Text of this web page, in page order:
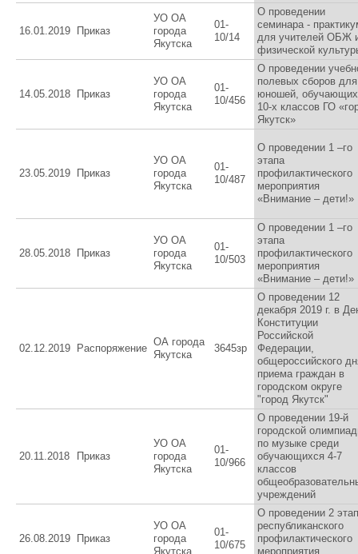
16.01.2019 Приказ
УО ОА
города
Якутска
01-
10/14
О проведении
семинара -
для учителей ОБЖ
физической
14.05.2018 Приказ
УО ОА
города
Якутска
01-
10/456
О проведении
полевых сборов для
юношей,
10-х классов ГО
Якутск»
23.05.2019 Приказ
УО ОА
города
Якутска
01-
10/487
О проведении 1 –го
этапа
профилактического
мероприятия
«Внимание – дети!»
28.05.2018 Приказ
УО ОА
города
Якутска
01-
10/503
О проведении 1 –го
этапа
профилактического
мероприятия
«Внимание – дети!»
02.12.2019 Распоряжение
ОА города
Якутска
3645зр
О проведении 12
декабря 2019 г. в
Конституции
Российской
Федерации,
общероссийского
приема граждан в
городском округе
"город Якутск"
20.11.2018 Приказ
УО ОА
города
Якутска
01-
10/966
О проведении 19-й
городской
по музыке среди
обучающихся 4-7
классов
учреждений
26.08.2019 Приказ
УО ОА
города
Якутска
01-
10/675
О проведении 2
республиканского
профилактического
мероприятия